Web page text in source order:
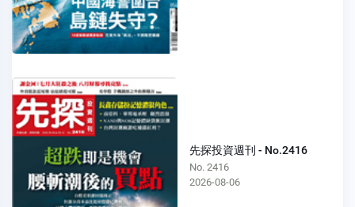
先探投資週刊 - No.2416
No. 2416
2026-08-06